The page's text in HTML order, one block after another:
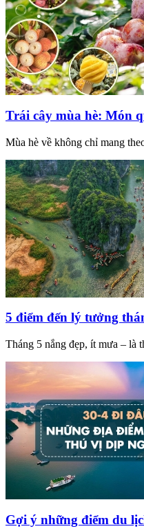
Trái cây mùa hè: Món
Mùa hè về không chỉ mang
5 điểm đến lý tưởng
Tháng 5 nắng đẹp, ít mưa – là
Gợi ý những điểm du